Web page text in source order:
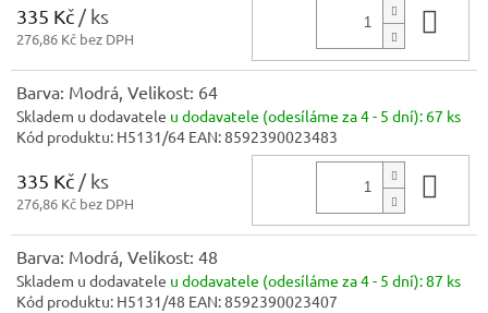
335 Kč / ks
276,86 Kč bez DPH
Barva: Modrá, Velikost: 64
Skladem u dodavatele u dodavatele (odesíláme za 4 - 5 dní): 67 ks
Kód produktu: H5131/64 EAN:8592390023483
335 Kč / ks
276,86 Kč bez DPH
Barva: Modrá, Velikost: 48
Skladem u dodavatele u dodavatele (odesíláme za 4 - 5 dní):87 ks
Kód produktu: H5131/48 EAN:8592390023407